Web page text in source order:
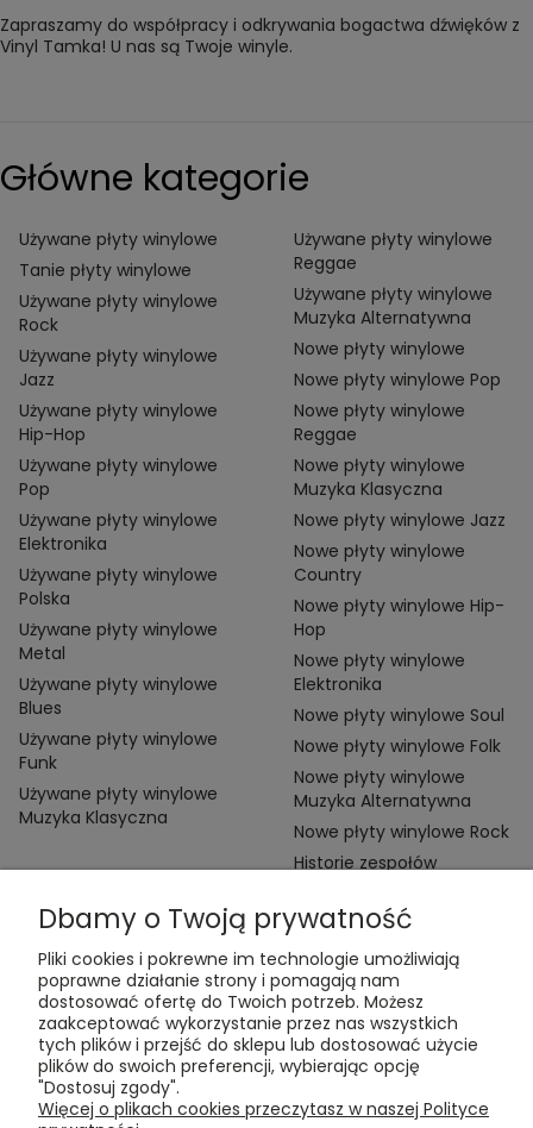
Zapraszamy do współpracy i odkrywania bogactwa dźwięków z
Vinyl Tamka! U nas są Twoje winyle.
Główne kategorie
Używane płyty winylowe
Tanie płyty winylowe
Używane płyty winylowe
Rock
Używane płyty winylowe
Jazz
Używane płyty winylowe
Hip-Hop
Używane płyty winylowe
Pop
Używane płyty winylowe
Elektronika
Używane płyty winylowe
Polska
Używane płyty winylowe
Metal
Używane płyty winylowe
Blues
Używane płyty winylowe
Funk
Używane płyty winylowe
Muzyka Klasyczna
Używane płyty winylowe
Reggae
Używane płyty winylowe
Muzyka Alternatywna
Nowe płyty winylowe
Nowe płyty winylowe Pop
Nowe płyty winylowe
Reggae
Nowe płyty winylowe
Muzyka Klasyczna
Nowe płyty winylowe Jazz
Nowe płyty winylowe
Country
Nowe płyty winylowe Hip-
Hop
Nowe płyty winylowe
Elektronika
Nowe płyty winylowe Soul
Nowe płyty winylowe Folk
Nowe płyty winylowe
Muzyka Alternatywna
Nowe płyty winylowe Rock
Historie zespołów
Kontakt:
t:+48 609 155 327
e:vinyltamka@gmail.com
ul. Chmielna 20, 00-020 Warszawa
Dbamy o Twoją prywatność
Pliki cookies i pokrewne im technologie umożliwiają
poprawne działanie strony i pomagają nam
dostosować ofertę do Twoich potrzeb. Możesz
zaakceptować wykorzystanie przez nas wszystkich
tych plików i przejść do sklepu lub dostosować użycie
plików do swoich preferencji, wybierając opcję
"Dostosuj zgody".
Więcej o plikach cookies przeczytasz w naszej Polityce